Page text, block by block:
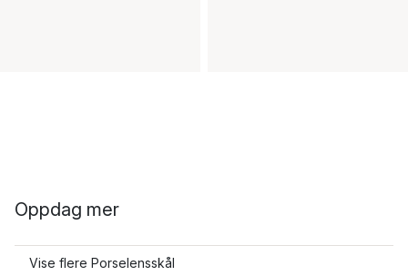
Oppdag mer
Vise flere Porselensskål